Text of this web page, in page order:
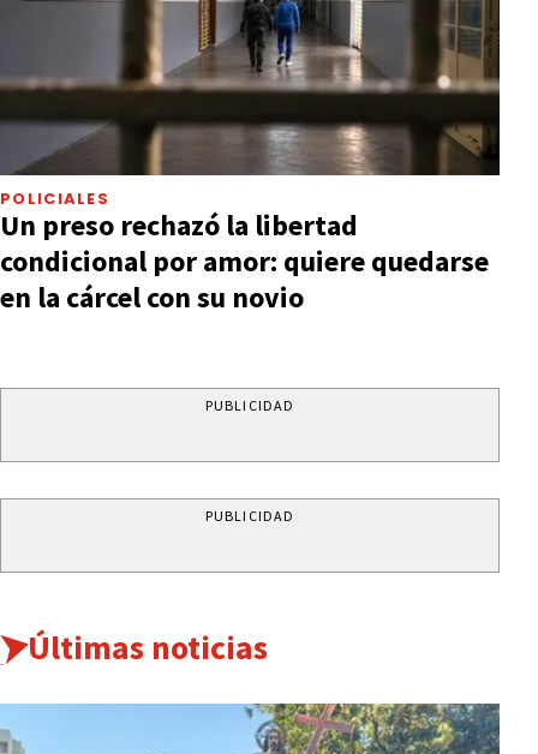
POLICIALES
Un preso rechazó la libertad
condicional por amor: quiere quedarse
en la cárcel con su novio
PUBLICIDAD
PUBLICIDAD
Últimas noticias